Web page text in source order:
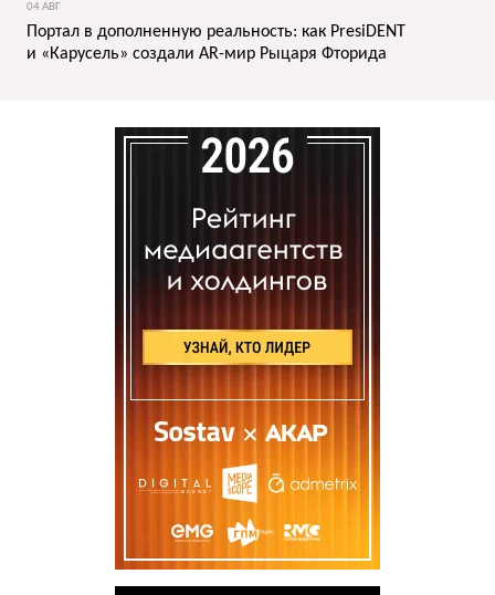
04 АВГ
Портал в дополненную реальность: как PresiDENT
и «Карусель» создали AR-мир Рыцаря Фторида